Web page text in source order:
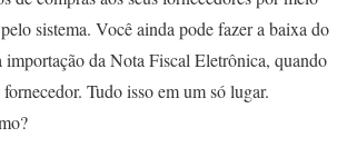
sistema. Você ainda pode fazer a baixa do
da Nota Fiscal Eletrônica, quando
Tudo isso em um só lugar.